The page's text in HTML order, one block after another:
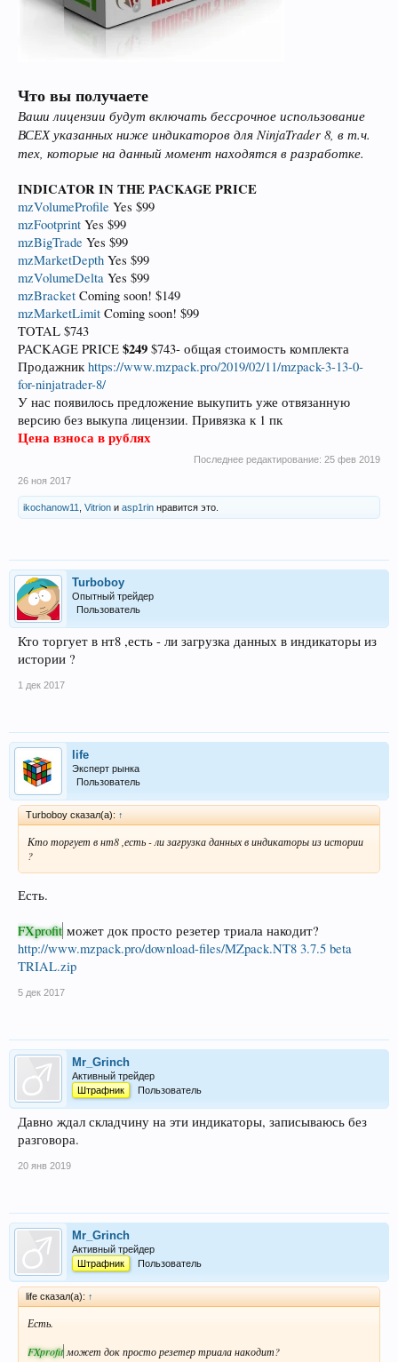
Что вы получаете
Ваши лицензии будут включать бессрочное использование
ВСЕХ указанных ниже индикаторов для NinjaTrader 8, в т.ч.
тех, которые на данный момент находятся в разработке.
INDICATORIN THE PACKAGEPRICE
mzVolumeProfile Yes $99
mzFootprint Yes $99
mzBigTrade Yes $99
mzMarketDepth Yes $99
mzVolumeDelta Yes $99
mzBracket Coming soon! $149
mzMarketLimit Coming soon! $99
TOTAL $743
PACKAGE PRICE $249 $743- общая стоимость комплекта
Продажникhttps://www.mzpack.pro/2019/02/11/mzpack-3-13-0-
for-ninjatrader-8/
У нас появилось предложение выкупить уже отвязанную
версию без выкупа лицензии. Привязка к 1 пк
Цена взноса в рублях
Последнее редактирование: 25 фев 2019
26 ноя 2017
ikochanow11 Vitrion и asp1rin нравится это.
Turboboy
Опытный трейдер
Пользователь
Кто торгует в нт8 ,есть - ли загрузка данных в индикаторы из
истории ?
1 дек 2017
life
Эксперт рынка
Пользователь
Turboboy сказал(а): ↑
Кто торгует в нт8 ,есть - ли загрузка данных в индикаторы из истории
?
Есть.
FXprofit может док просто резетер триала накодит?
http://www.mzpack.pro/download-files/MZpack.NT8 3.7.5 beta
TRIAL.zip
5 дек 2017
Mr_Grinch
Активный трейдер
Штрафник
Пользователь
Давно ждал складчину на эти индикаторы, записываюсь без
разговора.
20 янв 2019
Mr_Grinch
Активный трейдер
Штрафник
Пользователь
life сказал(а): ↑
Есть.
FXprofit может док просто резетер триала накодит?